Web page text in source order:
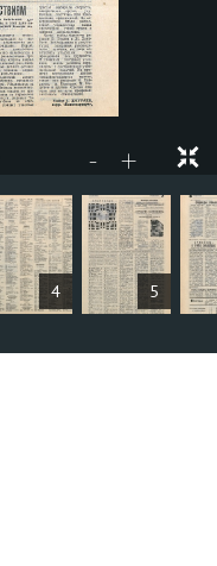
4 5
- +